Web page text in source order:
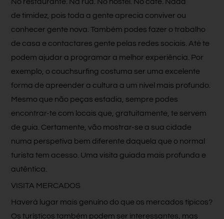
de timidez, pois toda a gente aprecia conviver ou
conhecer gente nova. Também podes fazer o trabalho
de casa e contactares gente pelas redes sociais. Até te
podem ajudar a programar a melhor experiência. Por
exemplo, o couchsurfing costuma ser uma excelente
forma de apreender a cultura a um nível mais profundo.
Mesmo que não peças estadia, sempre podes
encontrar-te com locais que, gratuitamente, te servem
de guia. Certamente, vão mostrar-se a sua cidade
numa perspetiva bem diferente daquela que o normal
turista tem acesso. Uma visita guiada mais profunda e
autêntica.
VISITA MERCADOS
Haverá lugar mais genuíno do que os mercados típicos?
Os turísticos também podem ser interessantes, mas